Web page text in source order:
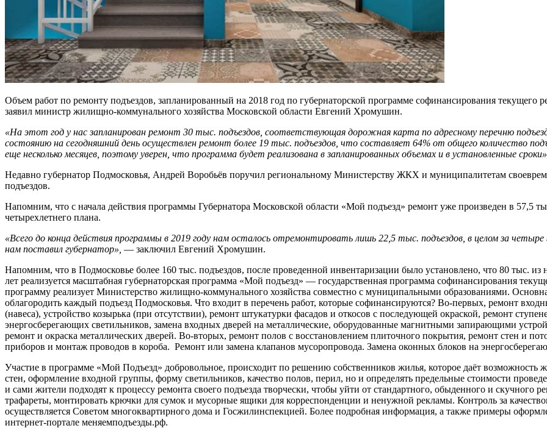
Объем работ по ремонту подъездов, запланированный на 2018 год по губернаторской программе софинансирования
заявил министр жилищно-коммунального хозяйства Московской области Евгений Хромушин.
«На этот год у нас запланирован ремонт 30 тыс. подъездов, соответствующая дорожная карта по адресному перечню
состоянию на сегодняшний день осуществлен ремонт более 19 тыс. подъездов, что составляет 64% от общего количество
еще несколько месяцев, поэтому уверен, что программа будет реализована в запланированных объемах и в установленные сроки»
Недавно губернатор Подмосковья, Андрей Воробьёв поручил региональному Министерству ЖКХ и муниципалитетам
подъездов.
Напомним, что с начала действия программы Губернатора Московской области «Мой подъезд» ремонт уже произведен в 57,5
четырехлетнего плана.
«Всего до конца действия программы в 2019 году нам осталось отремонтировать лишь 22,5 тыс. подъездов, в целом за
нам поставил губернатор», — заключил Евгений Хромушин.
Напомним, что в Подмосковье более 160 тыс. подъездов, после проведенной инвентаризации было установлено, что 80 тыс. из
лет реализуется масштабная губернаторская программа «Мой подъезд» — государственная программа софинансирования
программу реализует Министерство жилищно-коммунального хозяйства совместно с муниципальными образованиями.
облагородить каждый подъезд Подмосковья. Что входит в перечень работ, которые софинансируются? Во-первых, ремонт
(навеса), устройство козырька (при отсутствии), ремонт штукатурки фасадов и откосов с последующей окраской, ремонт
энергосберегающих светильников, замена входных дверей на металлические, оборудованные магнитными запирающими
ремонт и окраска металлических дверей. Во-вторых, ремонт полов с восстановлением плиточного покрытия, ремонт стен и
приборов и монтаж проводов в короба. Ремонт или замена клапанов мусоропровода. Замена оконных блоков на
Участие в программе «Мой Подъезд» добровольное, происходит по решению собственников жилья, которое даёт возможность
стен, оформление входной группы, форму светильников, качество полов, перил, но и определять предельные стоимости
и сами жители подходят к процессу ремонта своего подъезда творчески, чтобы уйти от стандартного, обыденного и скучного
трафареты, монтировать крючки для сумок и мусорные ящики для корреспонденции и ненужной рекламы. Контроль за
осуществляется Советом многоквартирного дома и Госжилинспекцией. Более подробная информация, а также примеры
интернет-портале меняемподъезды.рф.